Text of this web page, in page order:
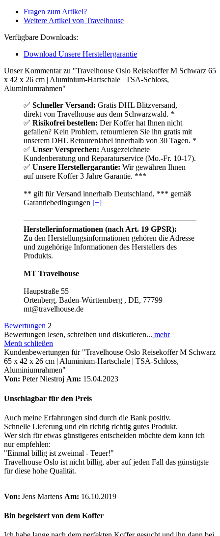
Fragen zum Artikel?
Weitere Artikel von Travelhouse
Verfügbare Downloads:
Download Unsere Herstellergarantie
Unser Kommentar zu "Travelhouse Oslo Reisekoffer M Schwarz 65
x 42 x 26 cm | Aluminium-Hartschale | TSA-Schloss,
Aluminiumrahmen"
✅ Schneller Versand: Gratis DHL Blitzversand,
direkt von Travelhouse aus dem Schwarzwald. *
✅ Risikofrei bestellen: Der Koffer hat Ihnen nicht
gefallen? Kein Problem, retournieren Sie ihn gratis mit
unserem DHL Retourenlabel innerhalb von 30 Tagen. *
✅ Unser Versprechen: Ausgezeichnete
Kundenberatung und Reparaturservice (Mo.-Fr. 10-17).
✅ Unsere Herstellergarantie: Wir gewähren Ihnen
auf unsere Koffer 3 Jahre Garantie. ***
** gilt für Versand innerhalb Deutschland, *** gemäß
Garantiebedingungen [+]
Herstellerinformationen (nach Art. 19 GPSR):
Zu den Herstellungsinformationen gehören die Adresse
und zugehörige Informationen des Herstellers des
Produkts.
MT Travelhouse
Haupstraße 55
Ortenberg, Baden-Württemberg , DE, 77799
mt@travelhouse.de
Bewertungen 2
Bewertungen lesen, schreiben und diskutieren... mehr
Menü schließen
Kundenbewertungen für "Travelhouse Oslo Reisekoffer M Schwarz
65 x 42 x 26 cm | Aluminium-Hartschale | TSA-Schloss,
Aluminiumrahmen"
Von: Peter Niestroj Am: 15.04.2023
Unschlagbar für den Preis
Auch meine Erfahrungen sind durch die Bank positiv.
Schnelle Lieferung und ein richtig richtig gutes Produkt.
Wer sich für etwas günstigeres entscheiden möchte dem kann ich
nur empfehlen:
"Einmal billig ist zweimal - Teuer!"
Travelhouse Oslo ist nicht billig, aber auf jeden Fall das günstigste
für diese hohe Qualität.
Von: Jens Martens Am: 16.10.2019
Bin begeistert von dem Koffer